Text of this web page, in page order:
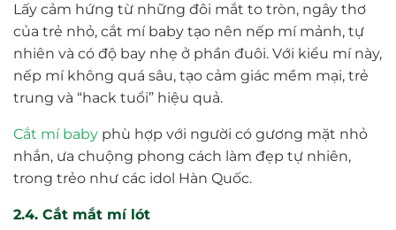
Lấy cảm hứng từ những đôi mắt to tròn, ngây thơ
của trẻ nhỏ, cắt mí baby tạo nên nếp mí mảnh, tự
nhiên và có độ bay nhẹ ở phần đuôi. Với kiểu mí này,
nếp mí không quá sâu, tạo cảm giác mềm mại, trẻ
trung và “hack tuổi” hiệu quả.
Cắt mí baby phù hợp với người có gương mặt nhỏ
nhắn, ưa chuộng phong cách làm đẹp tự nhiên,
trong trẻo như các idol Hàn Quốc.
2.4. Cắt mắt mí lót